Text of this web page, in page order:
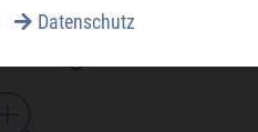
Datenschutz